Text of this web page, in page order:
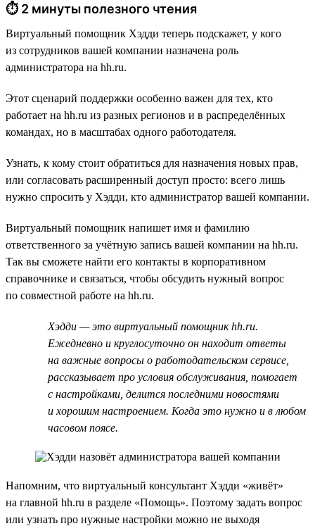
⏱ 2 минуты полезного чтения
Виртуальный помощник Хэдди теперь подскажет, у кого
из сотрудников вашей компании назначена роль
администратора на hh.ru.
Этот сценарий поддержки особенно важен для тех, кто
работает на hh.ru из разных регионов и в распределённых
командах, но в масштабах одного работодателя.
Узнать, к кому стоит обратиться для назначения новых прав,
или согласовать расширенный доступ просто: всего лишь
нужно спросить у Хэдди, кто администратор вашей компании.
Виртуальный помощник напишет имя и фамилию
ответственного за учётную запись вашей компании на hh.ru.
Так вы сможете найти его контакты в корпоративном
справочнике и связаться, чтобы обсудить нужный вопрос
по совместной работе на hh.ru.
Хэдди — это виртуальный помощник hh.ru.
Ежедневно и круглосуточно он находит ответы
на важные вопросы о работодательском сервисе,
рассказывает про условия обслуживания, помогает
с настройками, делится последними новостями
и хорошим настроением. Когда это нужно и в любом
часовом поясе.
Напомним, что виртуальный консультант Хэдди «живёт»
на главной hh.ru в разделе «Помощь». Поэтому задать вопрос
или узнать про нужные настройки можно не выходя